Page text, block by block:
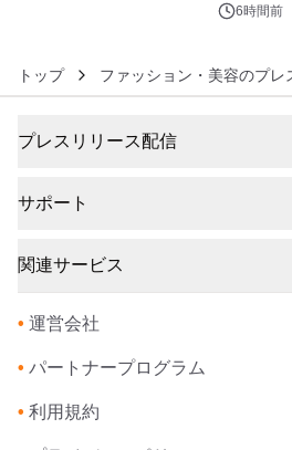
6時間前
トップ ファッション・美容のプレ
プレスリリース配信
サポート
関連サービス
• 運営会社
• パートナープログラム
• 利用規約